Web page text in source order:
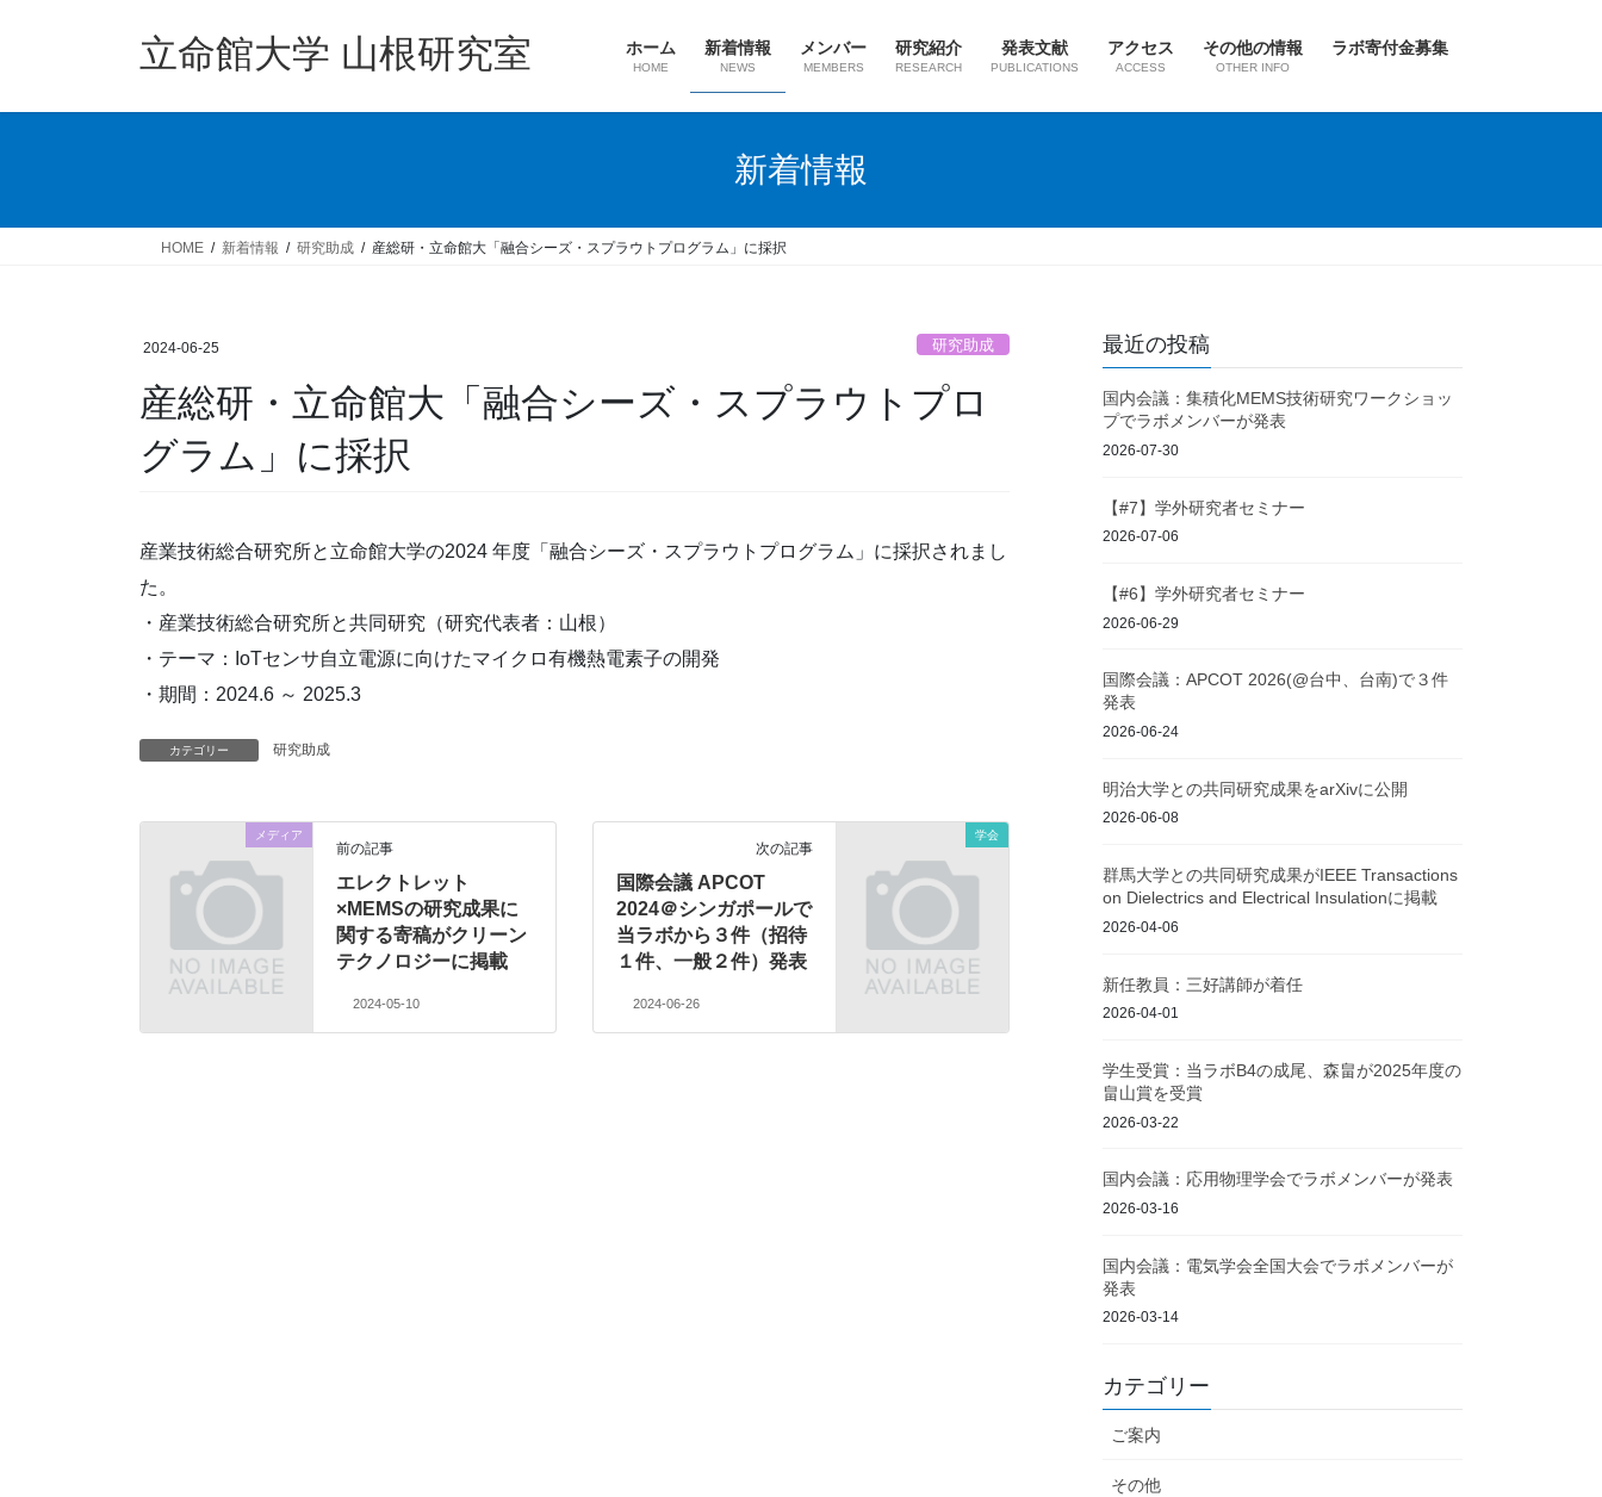
立命館大学 山根研究室 ホーム
HOME
新着情報
NEWS
メンバー
MEMBERS
研究紹介
RESEARCH
発表文献
PUBLICATIONS
アクセス
ACCESS
その他の情報
OTHER INFO
ラボ寄付金募集
新着情報
HOME 新着情報 研究助成 産総研・立命館大「融合シーズ・スプラウトプログラム」に採択
2024-06-25 研究助成
産総研・立命館大「融合シーズ・スプラウトプロ
グラム」に採択
産業技術総合研究所と立命館大学の2024 年度「融合シーズ・スプラウトプログラム」に採択されまし
た。
・産業技術総合研究所と共同研究（研究代表者：山根）
・テーマ：IoTセンサ自立電源に向けたマイクロ有機熱電素子の開発
・期間：2024.6 ～ 2025.3
カテゴリー 研究助成
メディア
前の記事
エレクトレット
×MEMSの研究成果に
関する寄稿がクリーン
テクノロジーに掲載
2024-05-10
学会
次の記事
国際会議 APCOT
2024＠シンガポールで
当ラボから３件（招待
１件、一般２件）発表
2024-06-26
最近の投稿
国内会議：集積化MEMS技術研究ワークショッ
プでラボメンバーが発表
2026-07-30
【#7】学外研究者セミナー
2026-07-06
【#6】学外研究者セミナー
2026-06-29
国際会議：APCOT 2026(@台中、台南)で３件
発表
2026-06-24
明治大学との共同研究成果をarXivに公開
2026-06-08
群馬大学との共同研究成果がIEEE Transactions
on Dielectrics and Electrical Insulationに掲載
2026-04-06
新任教員：三好講師が着任
2026-04-01
学生受賞：当ラボB4の成尾、森畠が2025年度の
畠山賞を受賞
2026-03-22
国内会議：応用物理学会でラボメンバーが発表
2026-03-16
国内会議：電気学会全国大会でラボメンバーが
発表
2026-03-14
カテゴリー
ご案内
その他